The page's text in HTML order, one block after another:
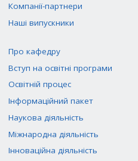
Компанії-партнери
Наші випускники
Про кафедру
Вступ на освітні програми
Освітній процес
Інформаційний пакет
Наукова діяльність
Міжнародна діяльність
Інноваційна діяльність